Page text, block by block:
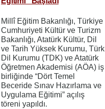
Millî Eğitim Bakanlığı, Türkiye
Cumhuriyeti Kültür ve Turizm
Bakanlığı, Atatürk Kültür, Dil
ve Tarih Yüksek Kurumu, Türk
Dil Kurumu (TDK) ve Atatürk
Öğretmen Akademisi (AÖA) iş
birliğinde “Dört Temel
Beceride Sınav Hazırlama ve
Uygulama Eğitimi” açılış
töreni yapıldı.